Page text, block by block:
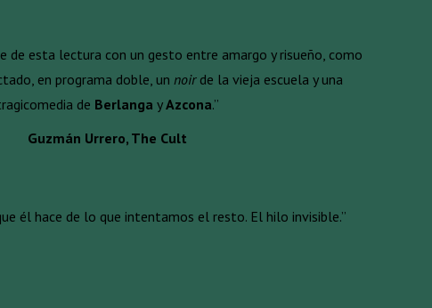
de esta lectura con un gesto entre amargo y risueño, como
en programa doble, un noirde la vieja escuela y una
de Berlanga yAzcona.”
Guzmán Urrero, The Cult
él hace de lo que intentamos el resto. El hilo invisible.”